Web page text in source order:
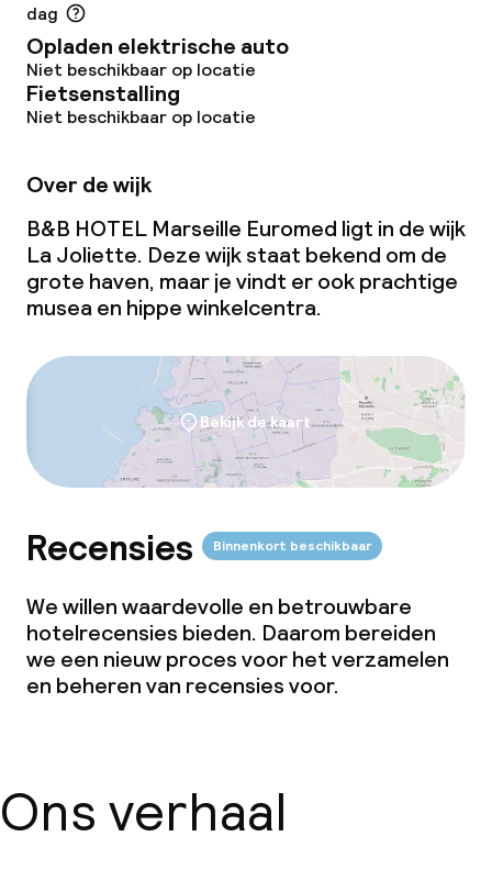
dag
Opladen elektrische auto
Niet beschikbaar op locatie
Fietsenstalling
Niet beschikbaar op locatie
Over de wijk
B&B HOTEL Marseille Euromed ligt in de wijk
La Joliette. Deze wijk staat bekend om de
grote haven, maar je vindt er ook prachtige
musea en hippe winkelcentra.
Bekijk de kaart
Recensies Binnenkort beschikbaar
We willen waardevolle en betrouwbare
hotelrecensies bieden. Daarom bereiden
we een nieuw proces voor het verzamelen
en beheren van recensies voor.
Ons verhaal